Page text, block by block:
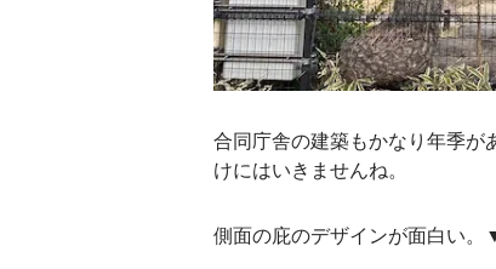
合同庁舎の建築もかなり年季が
けにはいきませんね。
側面の庇のデザインが面白い。